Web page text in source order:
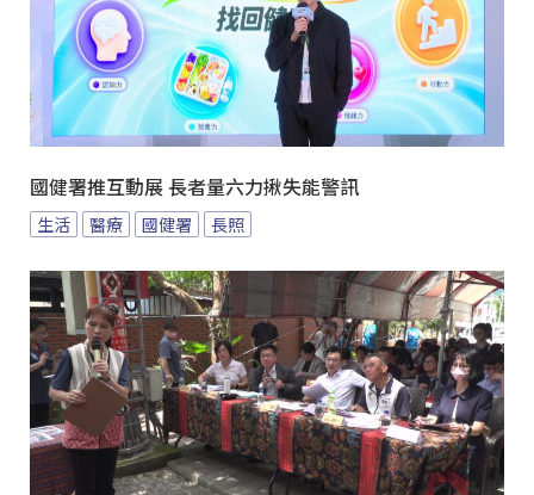
國健署推互動展 長者量六力揪失能警訊
生活 醫療 國健署 長照